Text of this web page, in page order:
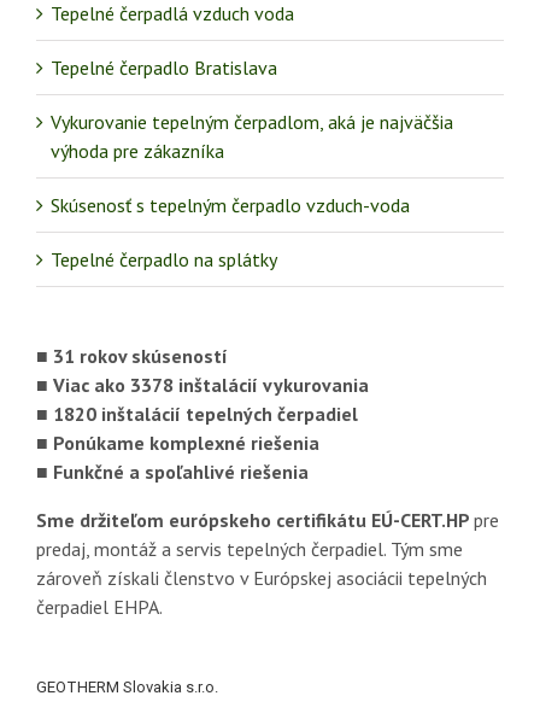
Tepelné čerpadlá vzduch voda
Tepelné čerpadlo Bratislava
Vykurovanie tepelným čerpadlom, aká je najväčšia
výhoda pre zákazníka
Skúsenosť s tepelným čerpadlo vzduch-voda
Tepelné čerpadlo na splátky
■ 31 rokov skúseností
■ Viac ako 3378 inštalácií vykurovania
■ 1820 inštalácií tepelných čerpadiel
■ Ponúkame komplexné riešenia
■ Funkčné a spoľahlivé riešenia
Sme držiteľom európskeho certifikátu EÚ-CERT.HP pre
predaj, montáž a servis tepelných čerpadiel. Tým sme
zároveň získali členstvo v Európskej asociácii tepelných
čerpadiel EHPA.
GEOTHERM Slovakia s.r.o.